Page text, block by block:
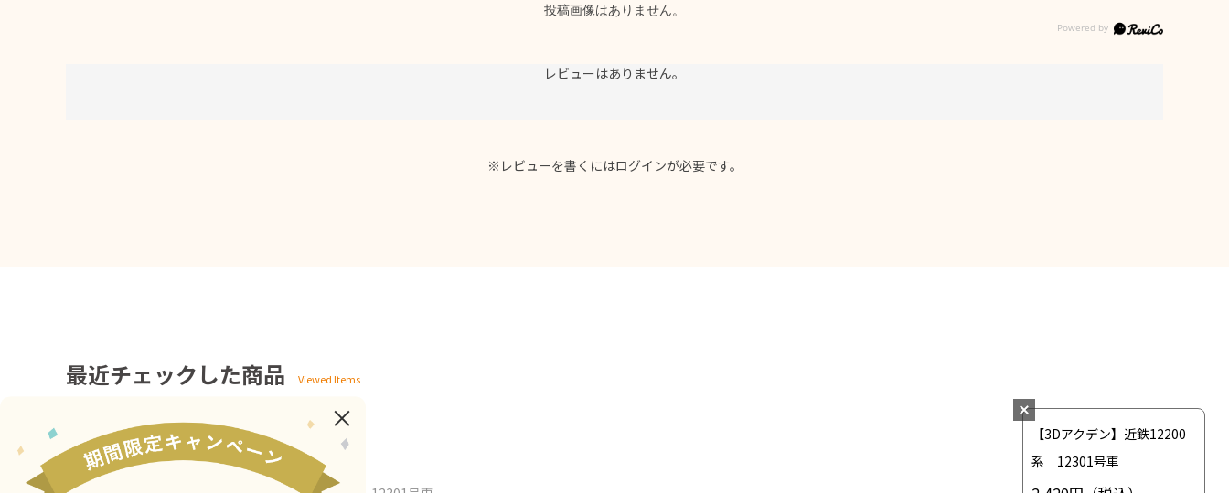
投稿画像はありません。
レビューはありません。
※レビューを書くにはログインが必要です。
最近チェックした商品
【3Dアクデン】近鉄12200
系 12301号車